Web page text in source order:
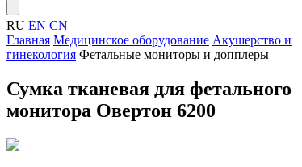
RU EN CN
Главная Медицинское оборудование Акушерство и
гинекология Фетальные мониторы и допплеры
Сумка тканевая для фетального
монитора Овертон 6200